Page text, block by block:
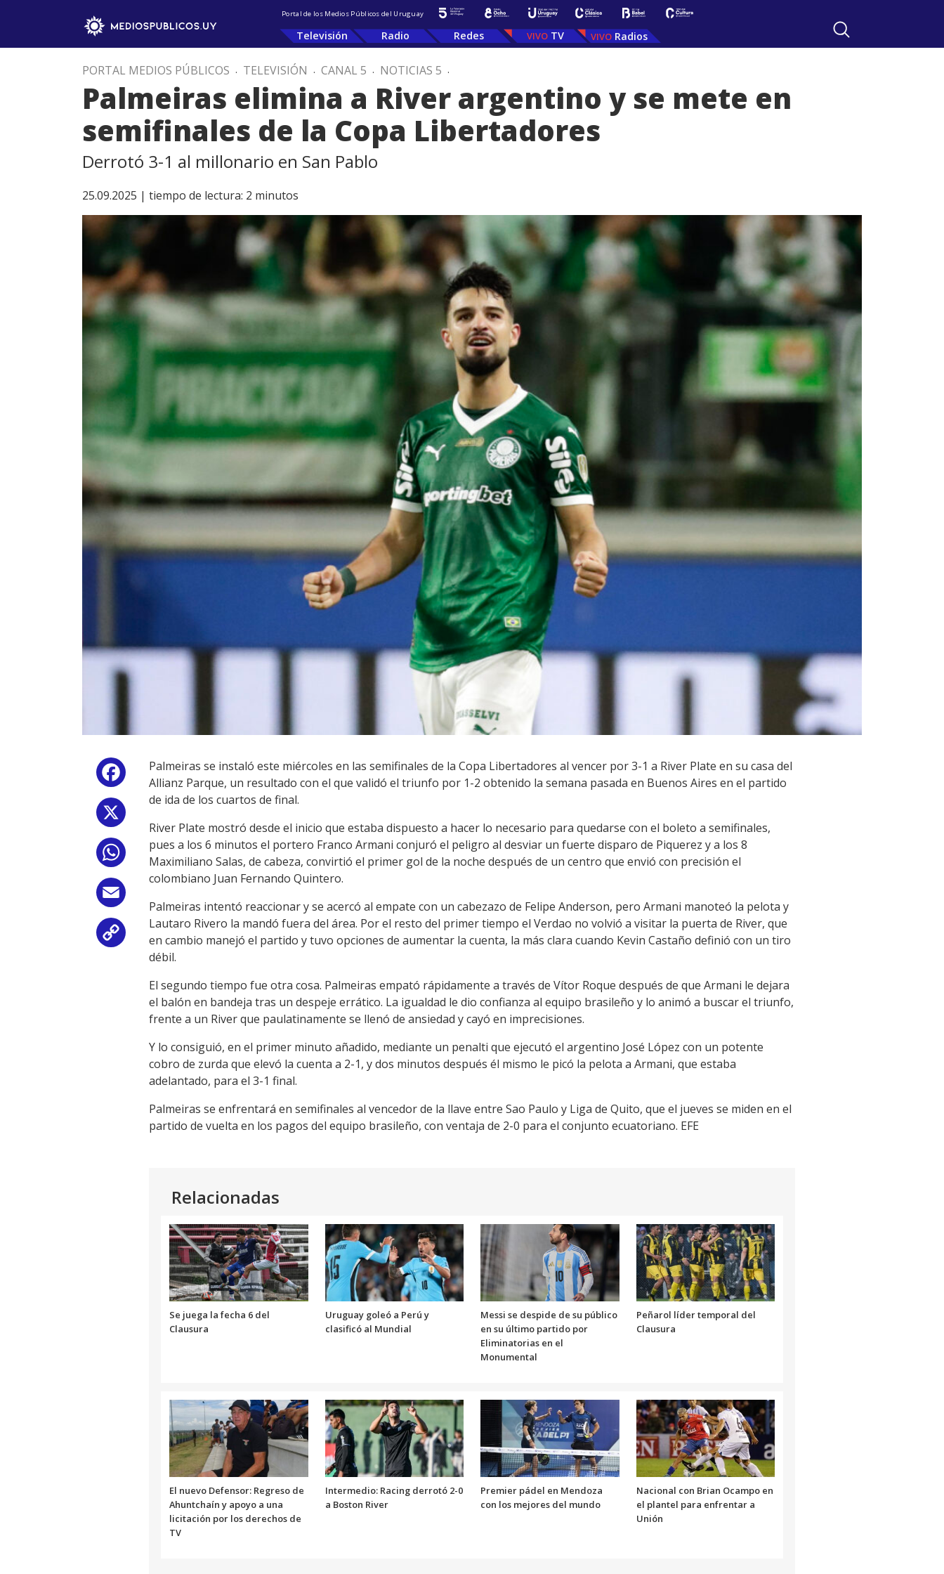
Portal de los Medios Públicos del Uruguay
Televisión Radio Redes TV Radios
PORTAL MEDIOS PÚBLICOS . TELEVISIÓN . CANAL 5 . NOTICIAS 5 .
Palmeiras elimina a River argentino y se mete en
semifinales de la Copa Libertadores
Derrotó 3-1 al millonario en San Pablo
25.09.2025 | tiempo de lectura: 2 minutos
Facebook
WhatsApp
Copy
Link
Palmeiras se instaló este miércoles en las semifinales de la Copa Libertadores al vencer por 3-1 a River Plate en su casa del
Allianz Parque, un resultado con el que validó el triunfo por 1-2 obtenido la semana pasada en Buenos Aires en el partido
de ida de los cuartos de final.
River Plate mostró desde el inicio que estaba dispuesto a hacer lo necesario para quedarse con el boleto a semifinales,
pues a los 6 minutos el portero Franco Armani conjuró el peligro al desviar un fuerte disparo de Piquerez y a los 8
Maximiliano Salas, de cabeza, convirtió el primer gol de la noche después de un centro que envió con precisión el
colombiano Juan Fernando Quintero.
Palmeiras intentó reaccionar y se acercó al empate con un cabezazo de Felipe Anderson, pero Armani manoteó la pelota y
Lautaro Rivero la mandó fuera del área. Por el resto del primer tiempo el Verdao no volvió a visitar la puerta de River, que
en cambio manejó el partido y tuvo opciones de aumentar la cuenta, la más clara cuando Kevin Castaño definió con un tiro
débil.
El segundo tiempo fue otra cosa. Palmeiras empató rápidamente a través de Vítor Roque después de que Armani le dejara
el balón en bandeja tras un despeje errático. La igualdad le dio confianza al equipo brasileño y lo animó a buscar el triunfo,
frente a un River que paulatinamente se llenó de ansiedad y cayó en imprecisiones.
Y lo consiguió, en el primer minuto añadido, mediante un penalti que ejecutó el argentino José López con un potente
cobro de zurda que elevó la cuenta a 2-1, y dos minutos después él mismo le picó la pelota a Armani, que estaba
adelantado, para el 3-1 final.
Palmeiras se enfrentará en semifinales al vencedor de la llave entre Sao Paulo y Liga de Quito, que el jueves se miden en el
partido de vuelta en los pagos del equipo brasileño, con ventaja de 2-0 para el conjunto ecuatoriano. EFE
Relacionadas
Se juega la fecha 6 del
Clausura
Uruguay goleó a Perú y
clasificó al Mundial
Messi se despide de su público
en su último partido por
Eliminatorias en el
Monumental
Peñarol líder temporal del
Clausura
El nuevo Defensor: Regreso de
Ahuntchaín y apoyo a una
licitación por los derechos de
TV
Intermedio: Racing derrotó 2-0
a Boston River
Premier pádel en Mendoza
con los mejores del mundo
Nacional con Brian Ocampo en
el plantel para enfrentar a
Unión